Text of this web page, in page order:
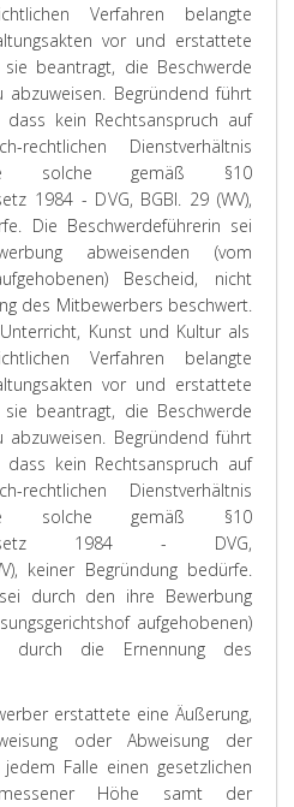
Verfahren belangte
vor und erstattete
beantragt, die Beschwerde
abzuweisen. Begründend führt
kein Rechtsanspruch auf
rechtlichen Dienstverhältnis
solche gemäß §10
1984 - DVG, BGBl. 29 (WV),
Die Beschwerdeführerin sei
abweisenden (vom
Bescheid, nicht
des Mitbewerbers beschwert.
Kunst und Kultur als
Verfahren belangte
vor und erstattete
beantragt, die Beschwerde
abzuweisen. Begründend führt
kein Rechtsanspruch auf
rechtlichen Dienstverhältnis
solche gemäß §10
1984 - DVG,
keiner Begründung bedürfe.
durch den ihre Bewerbung
aufgehobenen)
durch die Ernennung des
erstattete eine Äußerung,
oder Abweisung der
Falle einen gesetzlichen
Höhe samt der